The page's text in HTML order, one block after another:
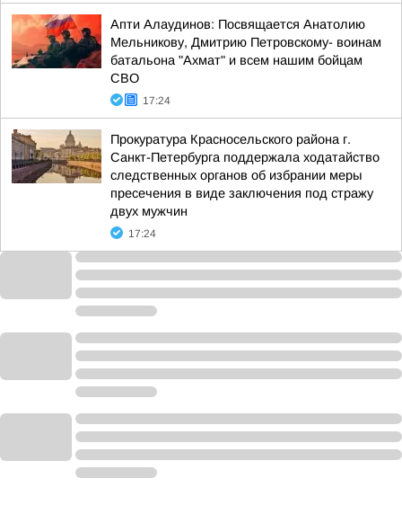
Апти Алаудинов: Посвящается Анатолию
Мельникову, Дмитрию Петровскому- воинам
батальона "Ахмат" и всем нашим бойцам
СВО
17:24
Прокуратура Красносельского района г.
Санкт-Петербурга поддержала ходатайство
следственных органов об избрании меры
пресечения в виде заключения под стражу
двух мужчин
17:24